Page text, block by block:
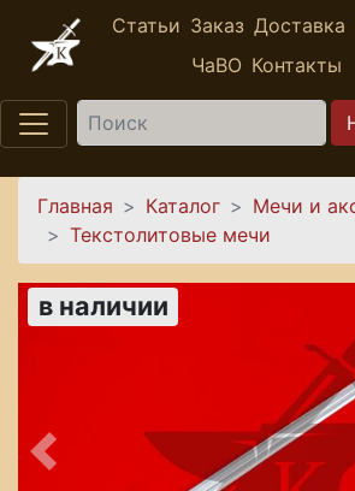
Перейти к основному содержанию
Статьи Заказ Доставка
ЧаВО Контакты
Найти
Вы здесь
Главная Каталог
Мечи и
Текстолитовые мечи
в наличии
Предыдущее